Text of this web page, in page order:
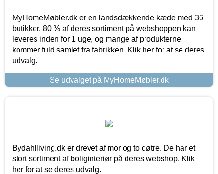
MyHomeMøbler.dk er en landsdækkende kæde med 36
butikker. 80 % af deres sortiment på webshoppen kan
leveres inden for 1 uge, og mange af produkterne
kommer fuld samlet fra fabrikken. Klik her for at se deres
udvalg.
Se udvalget på MyHomeMøbler.dk
Bydahlliving.dk er drevet af mor og to døtre. De har et
stort sortiment af boliginteriør på deres webshop. Klik
her for at se deres udvalg.